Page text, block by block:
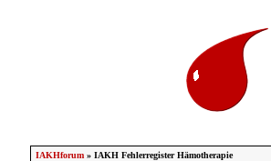
IAKHforum» IAKH Fehlerregister Hämotherapie